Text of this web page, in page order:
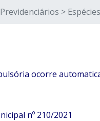
>
ocorre
nº 210/2021